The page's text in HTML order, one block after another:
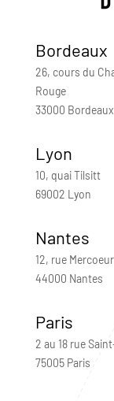
Bordeaux
26, cours du
Rouge
33000 Bordeaux
Lyon
10, quai Tilsitt
69002 Lyon
Nantes
12, rue Mercoeur
44000 Nantes
Paris
2 au 18 rue
75005 Paris